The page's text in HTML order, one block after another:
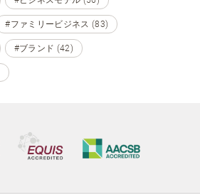
#ファミリービジネス (83)
#ブランド (42)